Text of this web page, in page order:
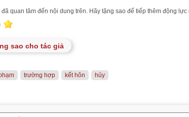
quan tâm đến nội dung trên. Hãy tặng sao để tiếp thêm động
sao cho tác giả
trường hợp kết hôn hủy